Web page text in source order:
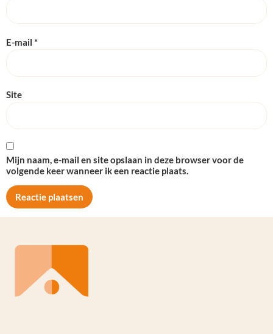
E-mail *
Site
Mijn naam, e-mail en site opslaan in deze browser voor de
volgende keer wanneer ik een reactie plaats.